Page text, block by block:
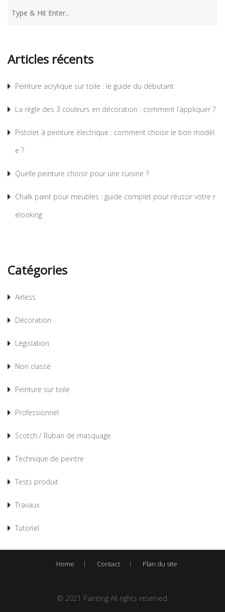
Articles récents
Peinture acrylique sur toile : le guide du débutant
La règle des 3 couleurs en décoration : comment l’appliquer ?
Pistolet à peinture électrique : comment choisir le bon modèl
e ?
Quelle peinture choisir pour une cuisine ?
Chalk paint pour meubles : guide complet pour réussir votre r
elooking
Catégories
Airless
Décoration
Législation
Non classé
Peinture sur toile
Professionnel
Scotch / Ruban de masquage
Technique de peintre
Tests produit
Travaux
Tutoriel
Home Contact Plan du site
© 2021 Painting All rights reserved.